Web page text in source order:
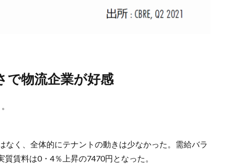
で物流企業が好感
く、全体的にテナントの動きは少なかった。需給バラ
賃料は0・4％上昇の7470円となった。